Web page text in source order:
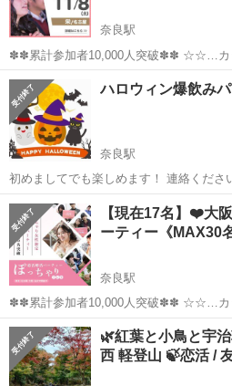
奈良駅
✽✽累計参加者10,000人突破✽✽ ☆☆…
★゜･｡･｡･゜☆゜･｡･｡･゜★ 【ぽっちゃり
奈良 奈良駅 パーティー
ハロウィン爆飲み
奈良駅
初めましてでも楽しめます！ 連絡くださ
奈良 奈良市 奈良駅 パーティー
【現在17名】❤️大
ーティー《MAX30
奈良駅
✽✽累計参加者10,000人突破✽✽ ☆☆…
★゜･｡･｡･゜☆゜･｡･｡･゜★ 【ぽっちゃり
奈良 奈良市 奈良駅 パーティ
🌿紅葉と小鳥と宇
西 軽登山 🍃恋活 /